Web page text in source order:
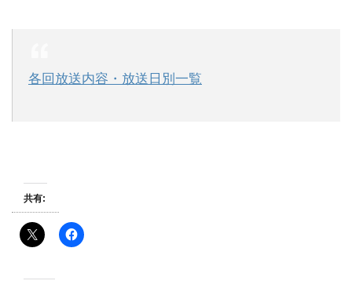
各回放送内容・放送日別一覧
共有: